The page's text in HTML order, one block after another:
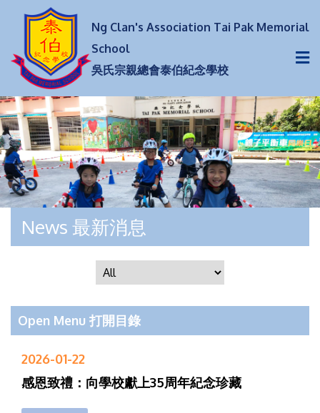
Ng Clan's Association Tai Pak Memorial
School
吳氏宗親總會泰伯紀念學校
News 最新消息
Open Menu 打開目錄
2026-01-22
感恩致禮：向學校獻上35周年紀念珍藏